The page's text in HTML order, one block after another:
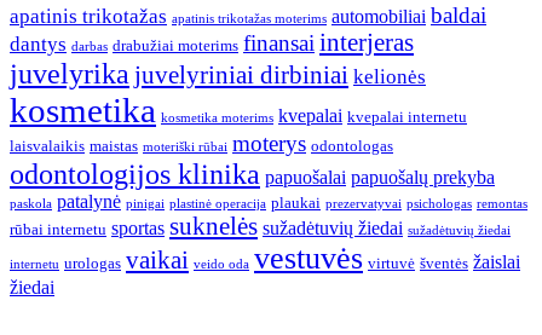
apatinis trikotažas apatinis trikotažas moterims automobiliai baldai
dantys darbas drabužiai moterims finansai interjeras
juvelyrika juvelyriniai dirbiniai kelionės
kosmetika kosmetika moterims kvepalai kvepalai internetu
laisvalaikis maistas moteriški rūbai moterys odontologas
odontologijos klinika papuošalai papuošalų prekyba
paskola patalynė pinigai plastinė operacija plaukai prezervatyvai psichologas remontas
rūbai internetu sportas suknelės sužadėtuvių žiedai sužadėtuvių žiedai
internetu urologas vaikai veido oda vestuvės virtuvė šventės žaislai
žiedai